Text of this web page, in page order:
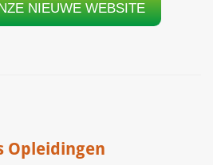
NIEUWE WEBSITE
Opleidingen